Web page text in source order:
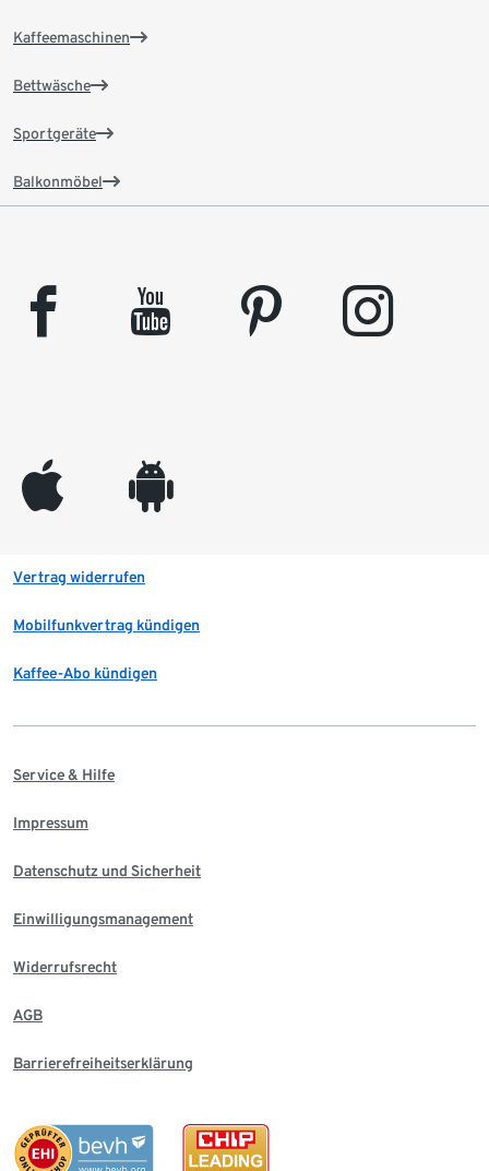
Kaffeemaschinen
Bettwäsche
Sportgeräte
Balkonmöbel
facebook youtube pinterest instagram
appleinc android
Vertrag widerrufen
Mobilfunkvertrag kündigen
Kaffee-Abo kündigen
Service & Hilfe
Impressum
Datenschutz und Sicherheit
Einwilligungsmanagement
Widerrufsrecht
AGB
Barrierefreiheitserklärung